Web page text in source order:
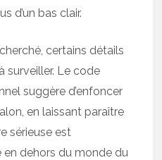
d’un bas clair.
certains détails
surveiller. Le code
suggère d’enfoncer
en laissant paraître
sérieuse est
dehors du monde du